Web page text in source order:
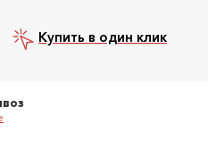
Купить в один клик